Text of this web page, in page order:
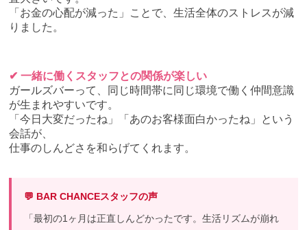
「お金の心配が減った」ことで、生活全体のストレスが減
りました。
✔ 一緒に働くスタッフとの関係が楽しい
ガールズバーって、同じ時間帯に同じ環境で働く仲間意識
が生まれやすいです。
「今日大変だったね」「あのお客様面白かったね」という
会話が、
仕事のしんどさを和らげてくれます。
💬 BAR CHANCEスタッフの声
「最初の1ヶ月は正直しんどかったです。生活リズムが崩れ